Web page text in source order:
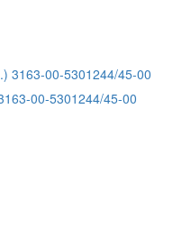
00-5301244/45-00